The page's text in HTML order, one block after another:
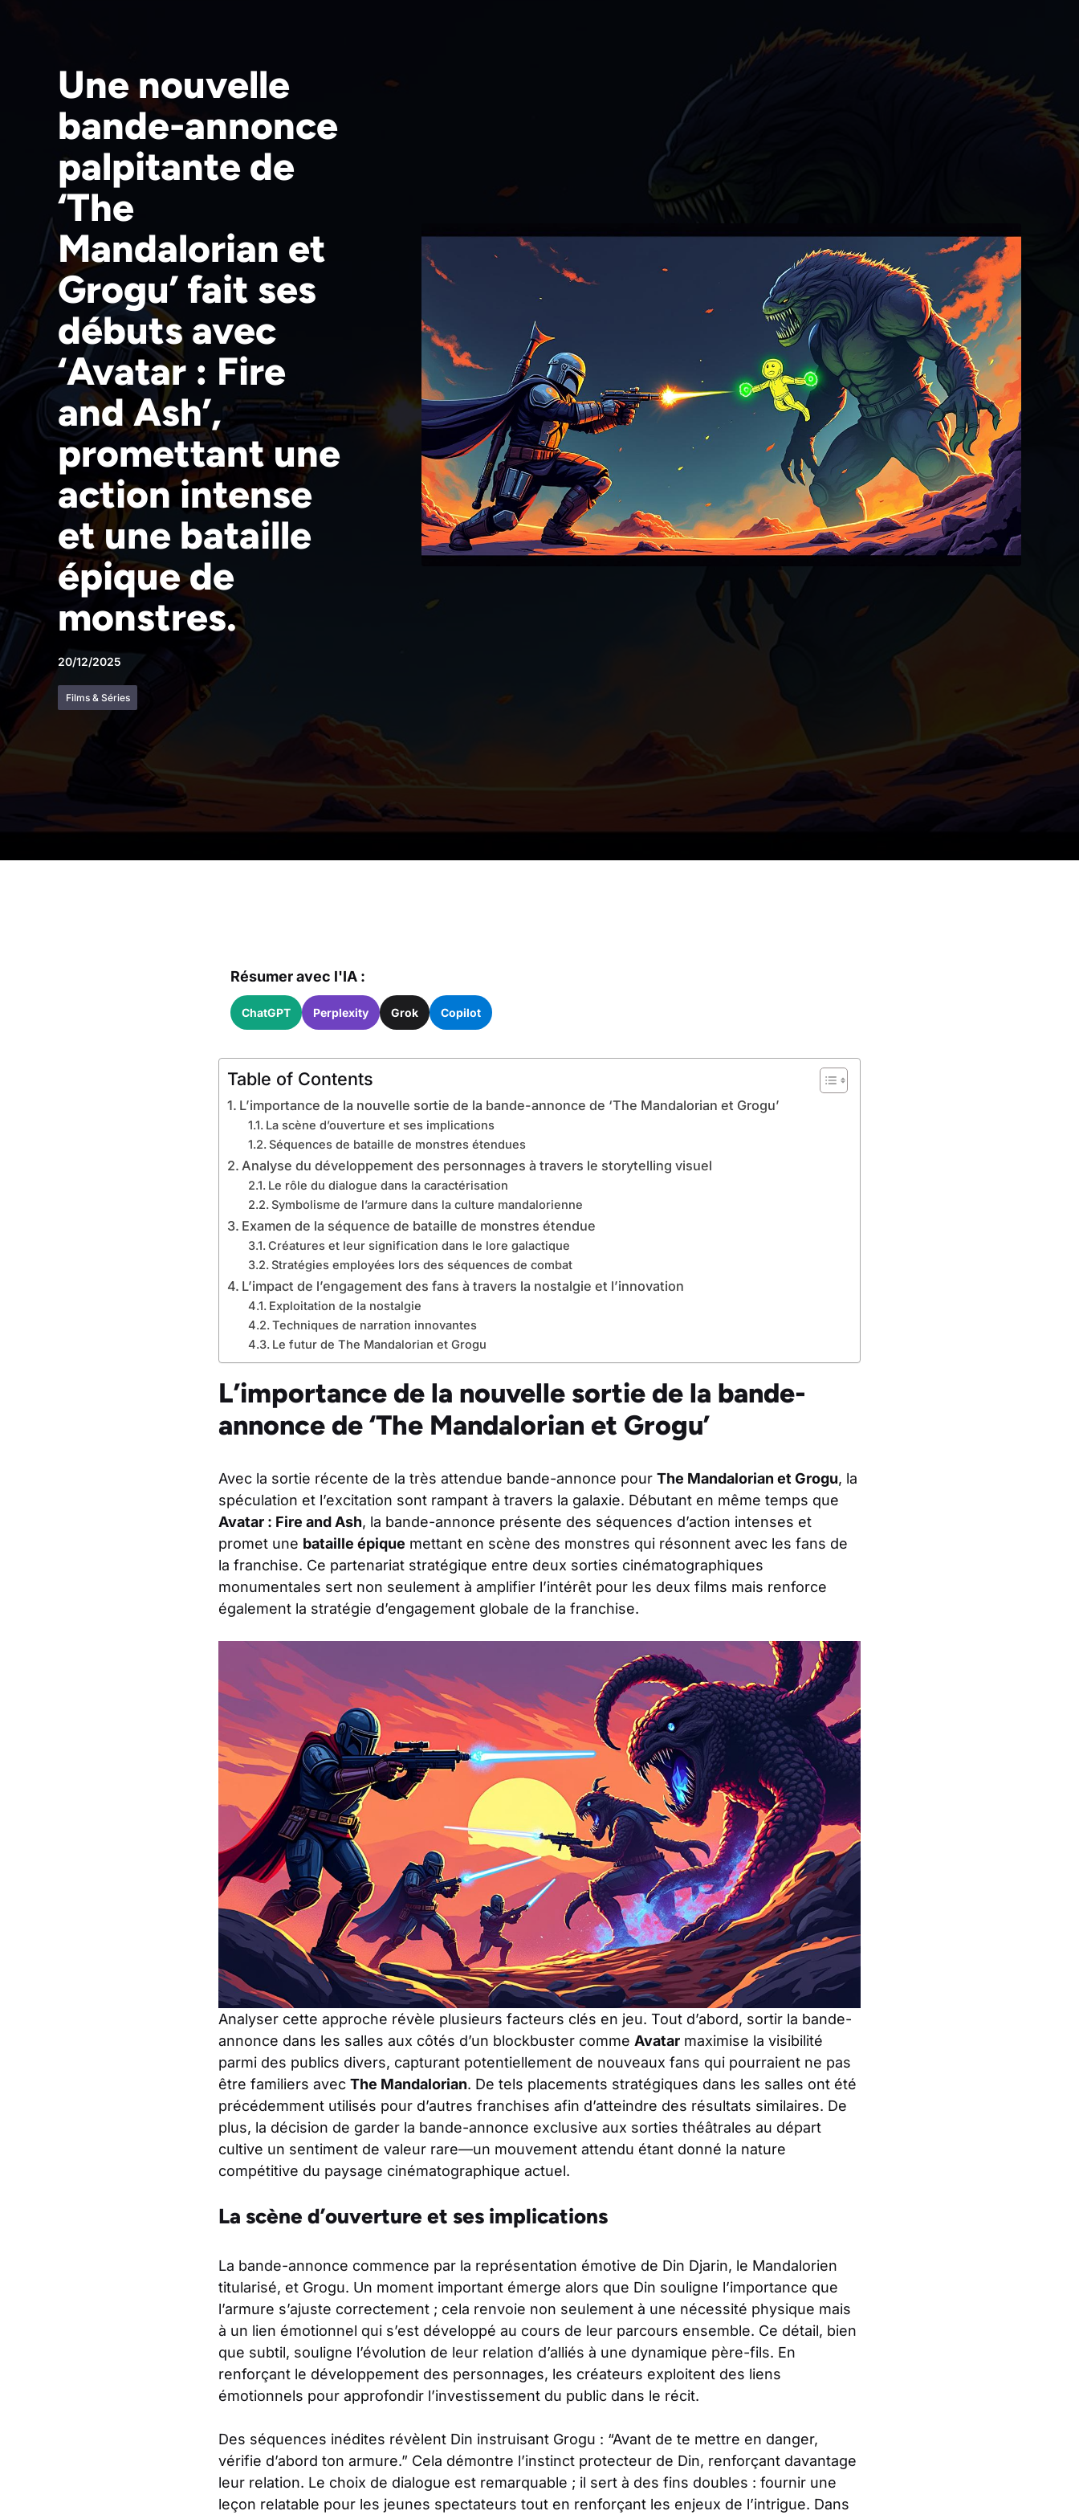
Une nouvelle
bande-annonce
palpitante de
‘The
Mandalorian et
Grogu’ fait ses
débuts avec
‘Avatar : Fire
and Ash’,
promettant une
action intense
et une bataille
épique de
monstres.
20/12/2025
Films & Séries
Résumer avec l'IA :
ChatGPT Perplexity Grok Copilot
Table of Contents
L’importance de la nouvelle sortie de la bande-annonce de ‘The Mandalorian et Grogu’
La scène d’ouverture et ses implications
Séquences de bataille de monstres étendues
Analyse du développement des personnages à travers le storytelling visuel
Le rôle du dialogue dans la caractérisation
Symbolisme de l’armure dans la culture mandalorienne
Examen de la séquence de bataille de monstres étendue
Créatures et leur signification dans le lore galactique
Stratégies employées lors des séquences de combat
L’impact de l’engagement des fans à travers la nostalgie et l’innovation
Exploitation de la nostalgie
Techniques de narration innovantes
Le futur de The Mandalorian et Grogu
L’importance de la nouvelle sortie de la bande-
annonce de ‘The Mandalorian et Grogu’
Avec la sortie récente de la très attendue bande-annonce pour The Mandalorian et Grogu, la
spéculation et l’excitation sont rampant à travers la galaxie. Débutant en même temps que
Avatar : Fire and Ash, la bande-annonce présente des séquences d’action intenses et
promet une bataille épique mettant en scène des monstres qui résonnent avec les fans de
la franchise. Ce partenariat stratégique entre deux sorties cinématographiques
monumentales sert non seulement à amplifier l’intérêt pour les deux films mais renforce
également la stratégie d’engagement globale de la franchise.
Analyser cette approche révèle plusieurs facteurs clés en jeu. Tout d’abord, sortir la bande-
annonce dans les salles aux côtés d’un blockbuster comme Avatar maximise la visibilité
parmi des publics divers, capturant potentiellement de nouveaux fans qui pourraient ne pas
être familiers avec The Mandalorian. De tels placements stratégiques dans les salles ont été
précédemment utilisés pour d’autres franchises afin d’atteindre des résultats similaires. De
plus, la décision de garder la bande-annonce exclusive aux sorties théâtrales au départ
cultive un sentiment de valeur rare—un mouvement attendu étant donné la nature
compétitive du paysage cinématographique actuel.
La scène d’ouverture et ses implications
La bande-annonce commence par la représentation émotive de Din Djarin, le Mandalorien
titularisé, et Grogu. Un moment important émerge alors que Din souligne l’importance que
l’armure s’ajuste correctement ; cela renvoie non seulement à une nécessité physique mais
à un lien émotionnel qui s’est développé au cours de leur parcours ensemble. Ce détail, bien
que subtil, souligne l’évolution de leur relation d’alliés à une dynamique père-fils. En
renforçant le développement des personnages, les créateurs exploitent des liens
émotionnels pour approfondir l’investissement du public dans le récit.
Des séquences inédites révèlent Din instruisant Grogu : “Avant de te mettre en danger,
vérifie d’abord ton armure.” Cela démontre l’instinct protecteur de Din, renforçant davantage
leur relation. Le choix de dialogue est remarquable ; il sert à des fins doubles : fournir une
leçon relatable pour les jeunes spectateurs tout en renforçant les enjeux de l’intrigue. Dans